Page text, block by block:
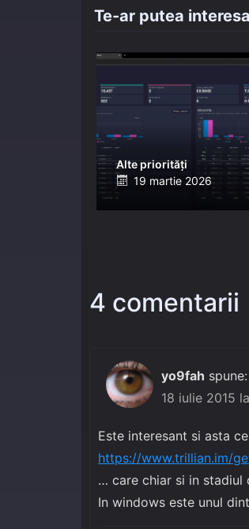
Te-ar putea
Alte priorități
Posted
19 martie 2026
4 comentarii
yo9fah spune:
18 iulie 2015
Este interesant si asta
https://www.trillian.im/
… care chiar si in stadiul
In windows este unul